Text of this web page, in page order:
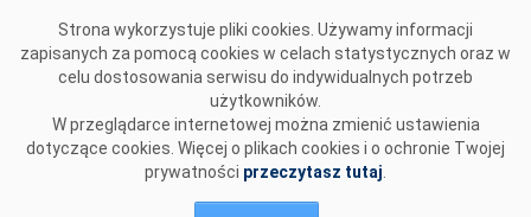
Strona wykorzystuje pliki cookies. Używamy informacji
zapisanych za pomocą cookies w celach statystycznych oraz w
celu dostosowania serwisu do indywidualnych potrzeb
użytkowników.
W przeglądarce internetowej można zmienić ustawienia
dotyczące cookies. Więcej o plikach cookies i o ochronie Twojej
prywatności przeczytasz tutaj